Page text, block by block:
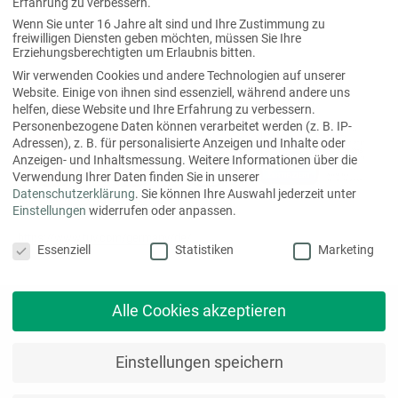
Laufende Investitionen in moderne Maschinen und
intelligente technische Systeme sorgen dafür, dass wir
unsere Anforderungen und die unserer Kunden erfüllen und
sogar übertreffen.
https://www.farb-wert.de/
Wenn Sie unter 16 Jahre alt sind und Ihre Zustimmung zu
freiwilligen Diensten geben möchten, müssen Sie Ihre
Erziehungsberechtigten um Erlaubnis bitten.
Wir verwenden Cookies und andere Technologien auf unserer
Website. Einige von ihnen sind essenziell, während andere uns
helfen, diese Website und Ihre Erfahrung zu verbessern.
Personenbezogene Daten können verarbeitet werden (z. B. IP-
Adressen), z. B. für personalisierte Anzeigen und Inhalte oder
Anzeigen- und Inhaltsmessung. Weitere Informationen über die
Verwendung Ihrer Daten finden Sie in unserer
Datenschutzerklärung. Sie können Ihre Auswahl jederzeit unter
Einstellungen widerrufen oder anpassen.
Essenziell
Statistiken Marketing
Alle Cookies akzeptieren
Einstellungen speichern